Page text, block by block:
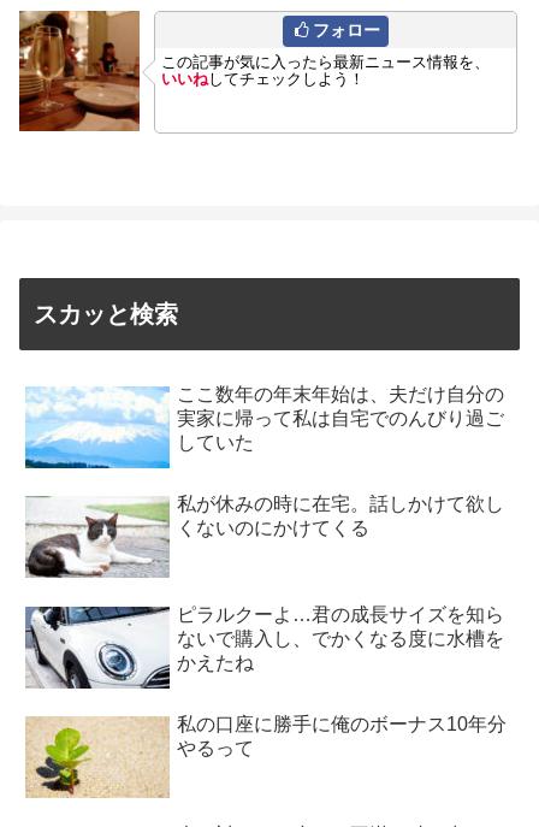
フォロー
この記事が気に入ったら最新ニュース情報を、
いいねしてチェックしよう！
スカッと検索
ここ数年の年末年始は、夫だけ自分の
実家に帰って私は自宅でのんびり過ご
していた
私が休みの時に在宅。話しかけて欲し
くないのにかけてくる
ピラルクーよ…君の成長サイズを知ら
ないで購入し、でかくなる度に水槽を
かえたね
私の口座に勝手に俺のボーナス10年分
やるって